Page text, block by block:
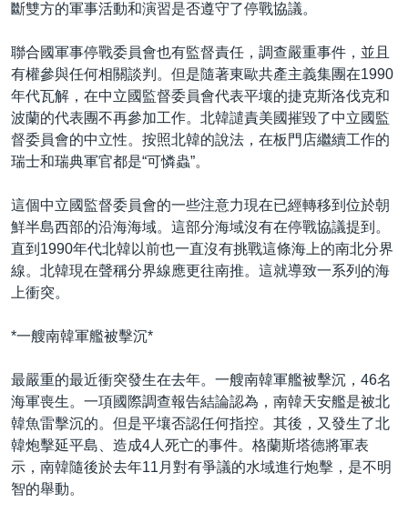
斷雙方的軍事活動和演習是否遵守了停戰協議。
聯合國軍事停戰委員會也有監督責任，調查嚴重事件，並且
有權參與任何相關談判。但是隨著東歐共產主義集團在1990
年代瓦解，在中立國監督委員會代表平壤的捷克斯洛伐克和
波蘭的代表團不再參加工作。北韓譴責美國摧毀了中立國監
督委員會的中立性。按照北韓的說法，在板門店繼續工作的
瑞士和瑞典軍官都是“可憐蟲”。
這個中立國監督委員會的一些注意力現在已經轉移到位於朝
鮮半島西部的沿海海域。這部分海域沒有在停戰協議提到。
直到1990年代北韓以前也一直沒有挑戰這條海上的南北分界
線。北韓現在聲稱分界線應更往南推。這就導致一系列的海
上衝突。
*一艘南韓軍艦被擊沉*
最嚴重的最近衝突發生在去年。一艘南韓軍艦被擊沉，46名
海軍喪生。一項國際調查報告結論認為，南韓天安艦是被北
韓魚雷擊沉的。但是平壤否認任何指控。其後，又發生了北
韓炮擊延平島、造成4人死亡的事件。格蘭斯塔德將軍表
示，南韓隨後於去年11月對有爭議的水域進行炮擊，是不明
智的舉動。